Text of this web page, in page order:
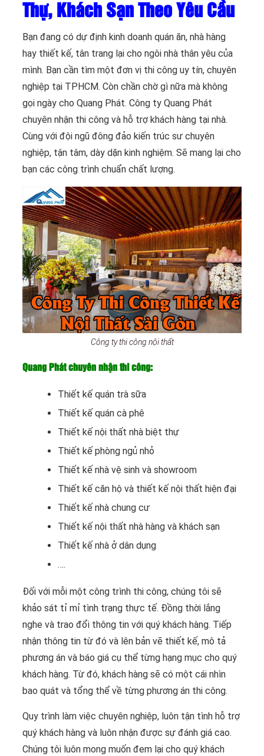
Thự, Khách Sạn Theo Yêu Cầu
Bạn đang có dự định kinh doanh quán ăn, nhà hàng
hay thiết kế, tân trang lại cho ngôi nhà thân yêu của
mình. Bạn cần tìm một đơn vị thi công uy tín, chuyên
nghiệp tại TPHCM. Còn chần chờ gì nữa mà không
gọi ngày cho Quang Phát. Công ty Quang Phát
chuyên nhận thi công và hỗ trợ khách hàng tại nhà.
Cùng với đội ngũ đông đảo kiến trúc sư chuyên
nghiệp, tận tâm, dày dặn kinh nghiệm. Sẽ mang lại cho
bạn các công trình chuẩn chất lượng.
Công ty thi công nội thất
Quang Phát chuyên nhận thi công:
Thiết kế quán trà sữa
Thiết kế quán cà phê
Thiết kế nội thất nhà biệt thự
Thiết kế phòng ngủ nhỏ
Thiết kế nhà vệ sinh và showroom
Thiết kế căn hộ và thiết kế nội thất hiện đại
Thiết kế nhà chung cư
Thiết kế nội thất nhà hàng và khách sạn
Thiết kế nhà ở dân dụng
….
Đối với mỗi một công trình thi công, chúng tôi sẽ
khảo sát tỉ mỉ tình trạng thực tế. Đồng thời lắng
nghe và trao đổi thông tin với quý khách hàng. Tiếp
nhận thông tin từ đó và lên bản vẽ thiết kế, mô tả
phương án và báo giá cụ thể từng hạng mục cho quý
khách hàng. Từ đó, khách hàng sẽ có một cái nhìn
bao quát và tổng thể về từng phương án thi công.
Quy trình làm việc chuyên nghiệp, luôn tận tình hỗ trợ
quý khách hàng và luôn nhận được sự đánh giá cao.
Chúng tôi luôn mong muốn đem lại cho quý khách